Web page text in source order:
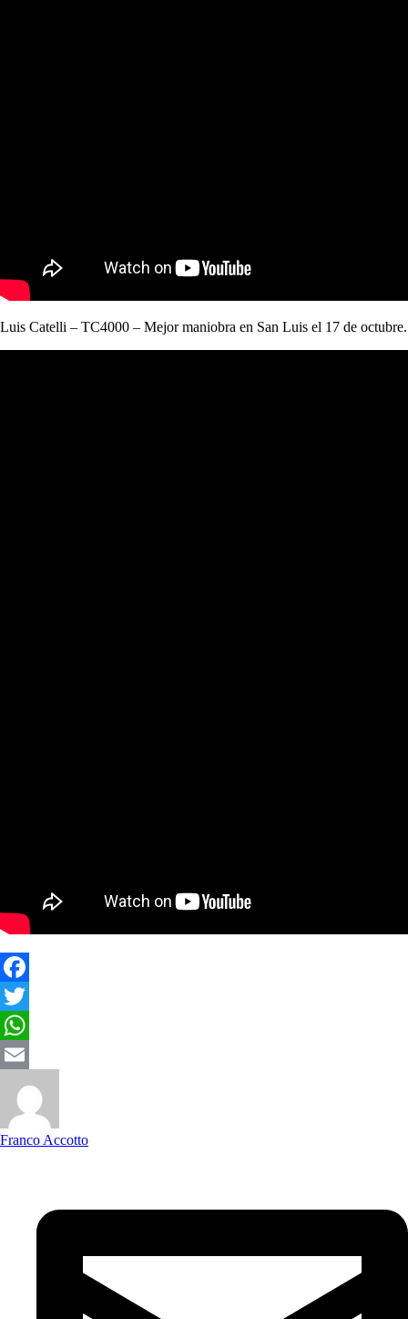
Luis Catelli – TC4000 – Mejor maniobra en San Luis el 17 de octubre.
Facebook
Twitter
WhatsApp
Email
Franco Accotto